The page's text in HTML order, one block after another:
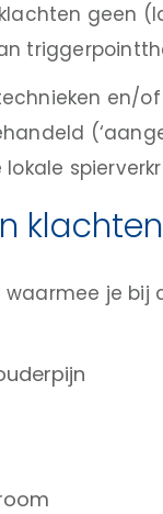
geen
en/
klachten
je